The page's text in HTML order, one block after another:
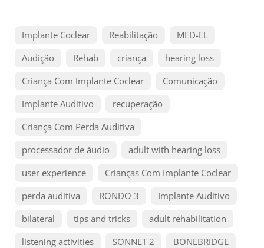
Implante Coclear Reabilitação
MED-EL
Audição
Rehab criança
hearing loss
Criança Com Implante Coclear
Comunicação
Implante Auditivo
recuperação
Criança Com Perda Auditiva
processador de áudio
adult with hearing loss
user experience
Crianças Com Implante Coclear
perda auditiva
RONDO 3
Implante Auditivo
bilateral
tips and tricks
adult rehabilitation
listening activities
SONNET 2
BONEBRIDGE